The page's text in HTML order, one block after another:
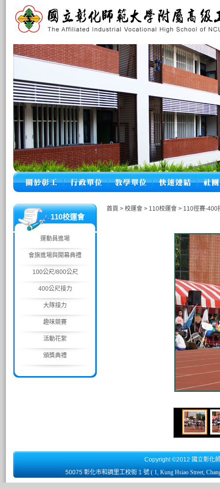
110校運會
運動員進場
會旗進場與開幕典禮
100公尺/800公尺
400公尺接力
大隊接力
趣味競賽
活動花絮
頒獎典禮
首頁 > 校運會 > 110校運會 > 110徑賽-400
Copyright ©2012 國立彰化
50075 彰化市和調里工校街 1 號 ( 1, Kung Hsiao Street,